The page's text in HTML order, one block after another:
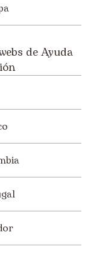
de Ayuda